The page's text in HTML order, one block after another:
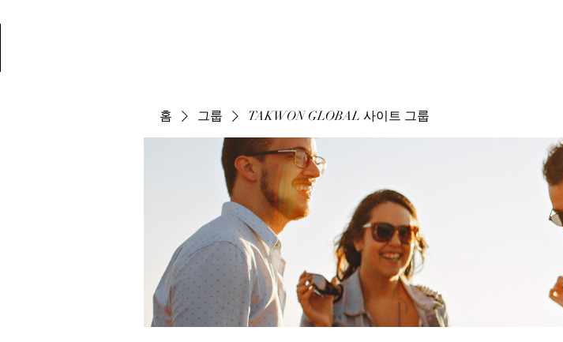
홈 그룹 TAKWON GLOBAL 사이트 그룹